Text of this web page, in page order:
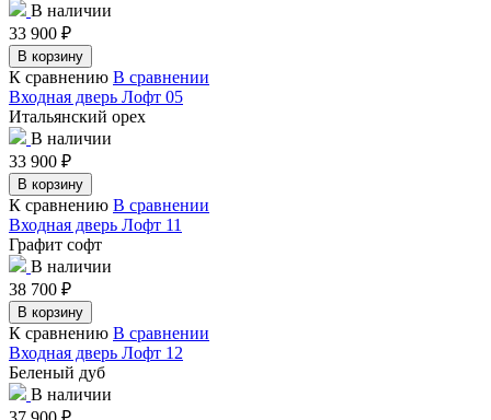
В наличии
33 900 ₽
В корзину
К сравнению В сравнении
Входная дверь Лофт 05
Итальянский орех
В наличии
33 900 ₽
В корзину
К сравнению В сравнении
Входная дверь Лофт 11
Графит софт
В наличии
38 700 ₽
В корзину
К сравнению В сравнении
Входная дверь Лофт 12
Беленый дуб
В наличии